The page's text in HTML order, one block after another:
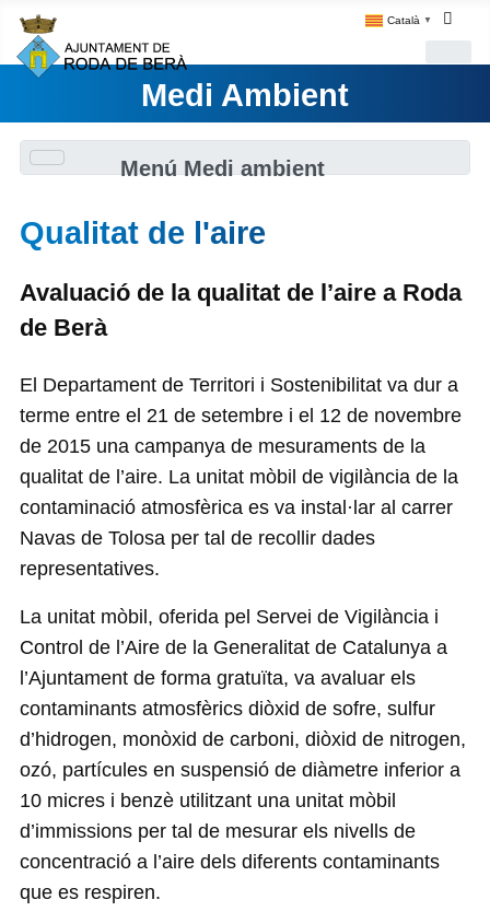
Català ▼
Medi Ambient
Menú Medi ambient
Qualitat de l'aire
Avaluació de la qualitat de l’aire a Roda
de Berà
El Departament de Territori i Sostenibilitat va dur a
terme entre el 21 de setembre i el 12 de novembre
de 2015 una campanya de mesuraments de la
qualitat de l’aire. La unitat mòbil de vigilància de la
contaminació atmosfèrica es va instal·lar al carrer
Navas de Tolosa per tal de recollir dades
representatives.
La unitat mòbil, oferida pel Servei de Vigilància i
Control de l’Aire de la Generalitat de Catalunya a
l’Ajuntament de forma gratuïta, va avaluar els
contaminants atmosfèrics diòxid de sofre, sulfur
d’hidrogen, monòxid de carboni, diòxid de nitrogen,
ozó, partícules en suspensió de diàmetre inferior a
10 micres i benzè utilitzant una unitat mòbil
d’immissions per tal de mesurar els nivells de
concentració a l’aire dels diferents contaminants
que es respiren.